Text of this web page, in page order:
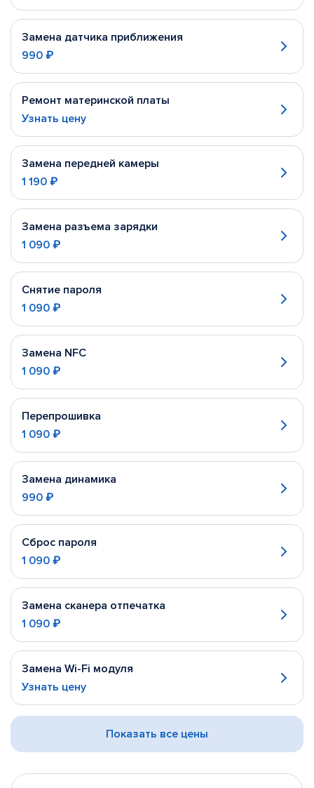
Замена датчика приближения
990 ₽
Ремонт материнской платы
Узнать цену
Замена передней камеры
1 190 ₽
Замена разъема зарядки
1 090 ₽
Снятие пароля
1 090 ₽
Замена NFC
1 090 ₽
Перепрошивка
1 090 ₽
Замена динамика
990 ₽
Сброс пароля
1 090 ₽
Замена сканера отпечатка
1 090 ₽
Замена Wi-Fi модуля
Узнать цену
Показать все цены